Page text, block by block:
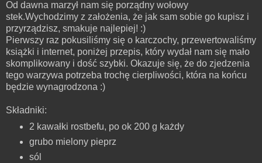
Od dawna marzył nam się porządny wołowy
stek.Wychodzimy z założenia, że jak sam sobie go kupisz i
przyrządzisz, smakuje najlepiej! :)
Pierwszy raz pokusiliśmy się o karczochy, przewertowaliśmy
książki i internet, poniżej przepis, który wydał nam się mało
skomplikowany i dość szybki. Okazuje się, że do zjedzenia
tego warzywa potrzeba trochę cierpliwości, która na końcu
będzie wynagrodzona :)
Składniki:
2 kawałki rostbefu, po ok 200 g każdy
grubomielony pieprz
sól